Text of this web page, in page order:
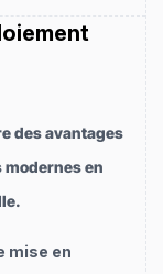
des avantages
en
mise en